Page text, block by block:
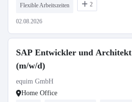
Flexible Arbeitszeiten 2
02.08.2026
SAP Entwickler und Architekt
(m/w/d)
equim GmbH
Home Office